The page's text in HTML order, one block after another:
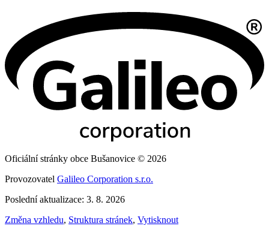
Oficiální stránky obce Bušanovice © 2026
Provozovatel Galileo Corporation s.r.o.
Poslední aktualizace: 3. 8. 2026
Změna vzhledu, Struktura stránek, Vytisknout